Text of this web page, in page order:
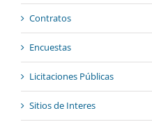
Contratos
Encuestas
Licitaciones Públicas
Sitios de Interes